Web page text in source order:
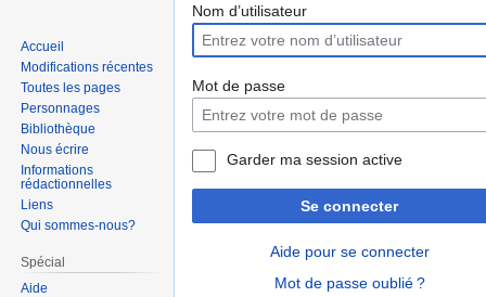
Aller
la
navigation
Aller
la
recherche
Nom d’utilisateur
Mot de passe
Garder ma session active
Se connecter
Aide pour se connecter
Mot de passe oublié ?
Accueil
Modifications récentes
Toutes les pages
Personnages
Bibliothèque
Nous écrire
Informations
rédactionnelles
Liens
Qui sommes-nous?
Spécial
Aide